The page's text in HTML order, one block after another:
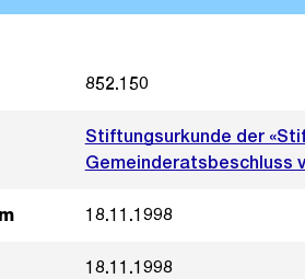
852.150
Stiftungsurkunde der
Gemeinderatsbeschluss
18.11.1998
18.11.1998